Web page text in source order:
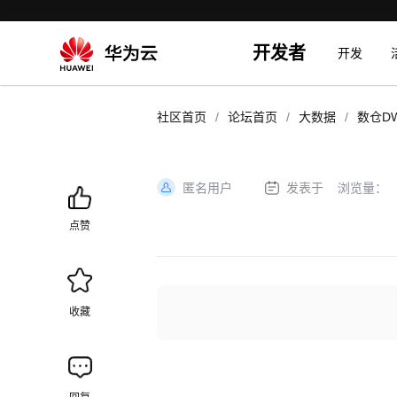
开发者 开发
社区首页 / 论坛首页 / 大数据 / 数仓
点赞
收藏
匿名用户 发表于 浏览量：